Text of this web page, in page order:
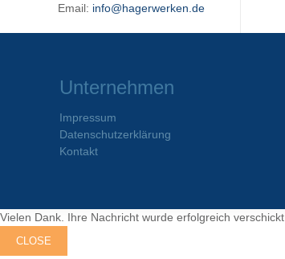
Email: info@hagerwerken.de
Unternehmen
Impressum
Datenschutzerklärung
Kontakt
Vielen Dank. Ihre Nachricht wurde erfolgreich verschickt
CLOSE